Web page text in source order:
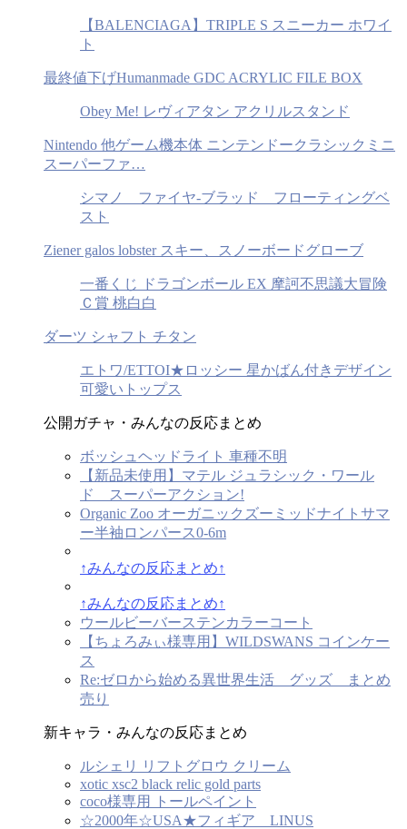
【BALENCIAGA】TRIPLE S スニーカー ホワイ
ト
最終値下げHumanmade GDC ACRYLIC FILE BOX
Obey Me! レヴィアタン アクリルスタンド
Nintendo 他ゲーム機本体 ニンテンドークラシックミニ
スーパーファ…
シマノ ファイヤ-ブラッド フローティングベ
スト
Ziener galos lobster スキー、スノーボードグローブ
一番くじ ドラゴンボール EX 摩訶不思議大冒険
Ｃ賞 桃白白
ダーツ シャフト チタン
エトワ/ETTOI★ロッシー 星かばん付きデザイン
可愛いトップス
公開ガチャ・みんなの反応まとめ
ボッシュヘッドライト 車種不明
【新品未使用】マテル ジュラシック・ワール
ド スーパーアクション!
Organic Zoo オーガニックズーミッドナイトサマ
ー半袖ロンパース0-6m
↑みんなの反応まとめ↑
↑みんなの反応まとめ↑
ウールビーバーステンカラーコート
【ちょろみぃ様専用】WILDSWANS コインケー
ス
Re:ゼロから始める異世界生活 グッズ まとめ
売り
新キャラ・みんなの反応まとめ
ルシェリ リフトグロウ クリーム
xotic xsc2 black relic gold parts
coco様専用 トールペイント
☆2000年☆USA★フィギア LINUS